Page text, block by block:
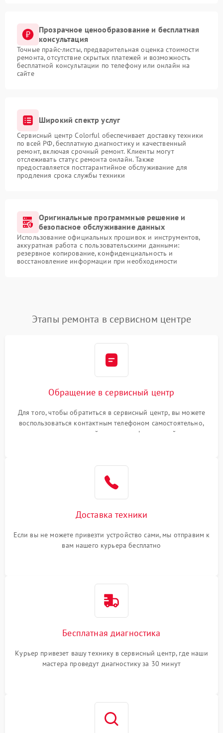
Прозрачное ценообразование и бесплатная
консультация
Точные прайс-листы, предварительная оценка стоимости
ремонта, отсутствие скрытых платежей и возможность
бесплатной консультации по телефону или онлайн на
сайте
Широкий спектр услуг
Сервисный центр Colorful обеспечивает доставку техники
по всей РФ, бесплатную диагностику и качественный
ремонт, включая срочный ремонт. Клиенты могут
отслеживать статус ремонта онлайн. Также
предоставляется постгарантийное обслуживание для
продления срока службы техники
Оригинальные программные решение и
безопасное обслуживание данных
Использование официальных прошивок и инструментов,
аккуратная работа с пользовательскими данными:
резервное копирование, конфиденциальность и
восстановление информации при необходимости
Этапы ремонта в сервисном центре
Обращение в сервисный центр
Для того, чтобы обратиться в сервисный центр, вы можете
воспользоваться контактным телефоном самостоятельно,
или оставить свой номер телефона на сайте
Доставка техники
Если вы не можете привезти устройство сами, мы отправим к
вам нашего курьера бесплатно
Бесплатная диагностика
Курьер привезет вашу технику в сервисный центр, где наши
мастера проведут диагностику за 30 минут